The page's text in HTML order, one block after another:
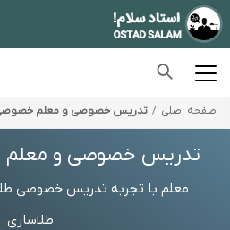
صفحه اصلی تدریس خصوصی و معلم
تدریس خصوصی و معلم
معلم با تجربه تدریس خصوصی
طلاسازی